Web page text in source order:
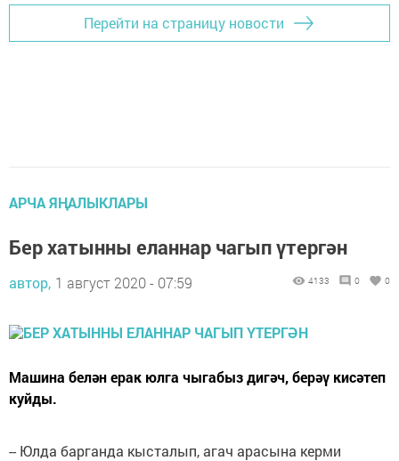
Перейти на страницу новости
АРЧА ЯҢАЛЫКЛАРЫ
Бер хатынны еланнар чагып үтергән
автор, 1 август 2020 - 07:59 4133 0 0
Машина белән ерак юлга чыгабыз дигәч, берәү кисәтеп
куйды.
-- Юлда барганда кысталып, агач арасына керми